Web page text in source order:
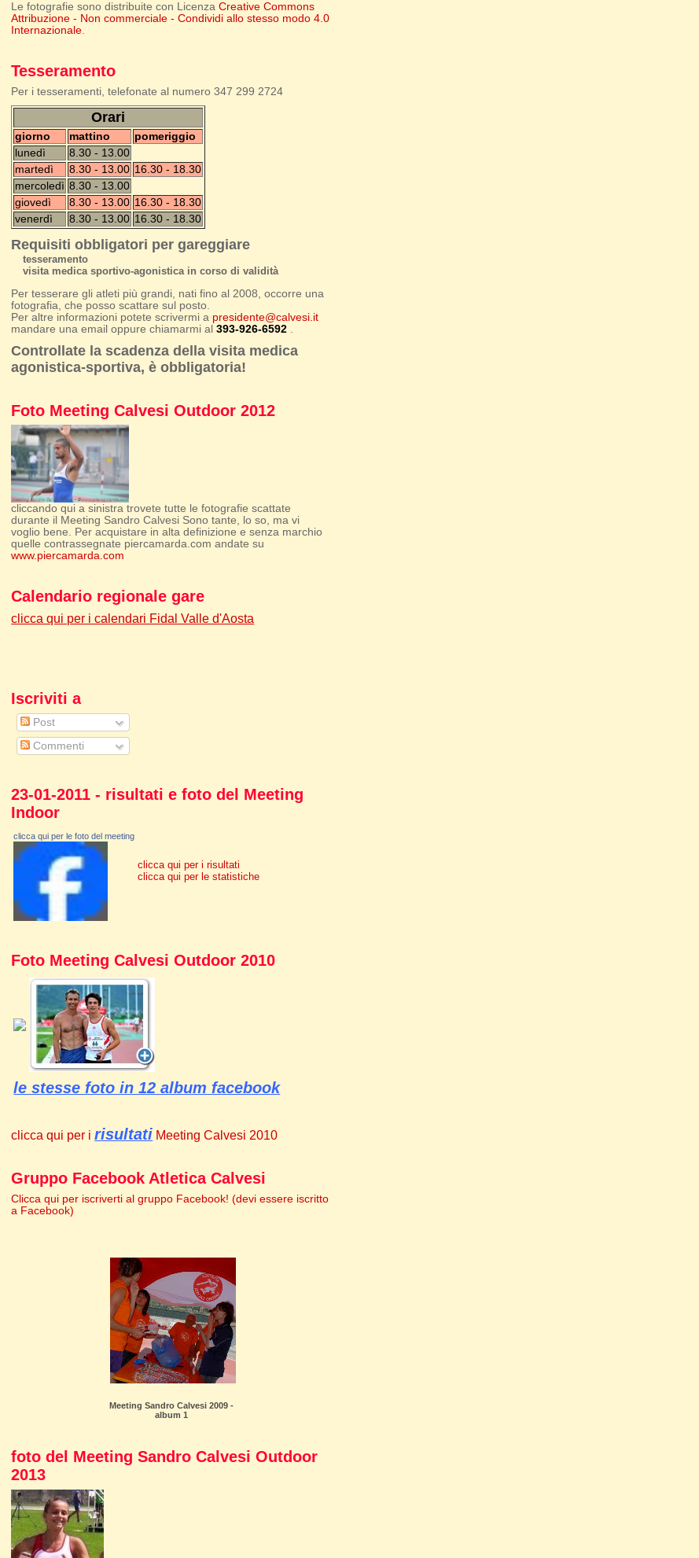
Le fotografie sono distribuite con LicenzaCreative Commons
Attribuzione - Non commerciale - Condividi allo stesso modo 4.0
Internazionale.
Tesseramento
Per i tesseramenti, telefonate al numero 347 299 2724
Orari
giorno mattino
pomeriggio
lunedì
8.30 - 13.00
martedì
8.30 - 13.00 16.30 - 18.30
mercoledì 8.30 - 13.00
giovedì
8.30 - 13.00 16.30 - 18.30
venerdì
8.30 - 13.00 16.30 - 18.30
Requisiti obbligatori per gareggiare
tesseramento
visita medica sportivo-agonistica in corso di validità
Per tesserare gli atleti più grandi, nati fino al 2008, occorre una
fotografia, che posso scattare sul posto.
Per altre informazioni potete scrivermi a presidente@calvesi.it
mandare una email oppure chiamarmi al393-926-6592
Controllate la scadenza della visita medica
agonistica-sportiva, è obbligatoria!
Foto Meeting Calvesi Outdoor 2012
cliccando qui a sinistra trovete tutte le fotografie scattate
durante il Meeting Sandro Calvesi Sono tante, lo so, ma vi
voglio bene. Per acquistare in alta definizione e senza marchio
quelle contrassegnate piercamarda.com andate su
www.piercamarda.com
Calendario regionale gare
clicca qui per i calendari Fidal Valle d'Aosta
Iscriviti a
Post
Commenti
23-01-2011 - risultati e foto del Meeting
Indoor
clicca qui per le foto del meeting
clicca qui per i risultati
clicca qui per le statistiche
Foto Meeting Calvesi Outdoor 2010
le stesse foto in 12 album facebook
clicca qui per irisultati Meeting Calvesi 2010
Gruppo Facebook Atletica Calvesi
Clicca qui per iscriverti al gruppo Facebook! (devi essere iscritto
a Facebook)
Meeting Sandro Calvesi 2009 -
album 1
foto del Meeting Sandro Calvesi Outdoor
2013